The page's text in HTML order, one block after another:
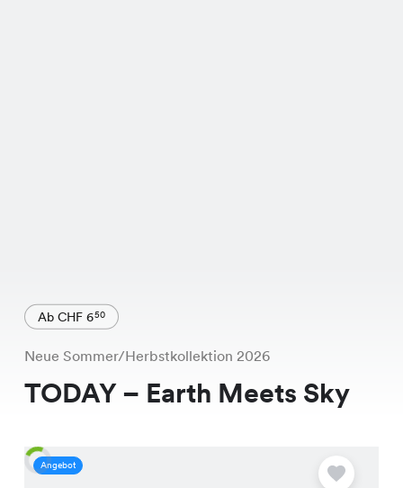
Ab CHF 650
Neue Sommer/Herbstkollektion 2026
TODAY – Earth Meets Sky
Angebot